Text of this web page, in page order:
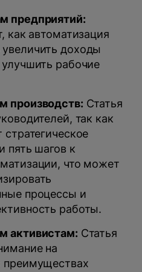
предприятий:
как автоматизация
доходы
рабочие
производств: Статья
так как
стратегическое
пять шагов к
что может
процессы и
работы.
активистам: Статья
на
преимуществах